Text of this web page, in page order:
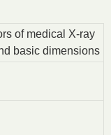
of medical X-ray
basic dimensions